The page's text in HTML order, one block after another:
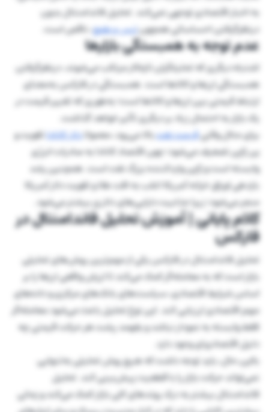
به اخبار اقتصادی توجهی نمی‌کند. تحلیل فاندامنتال بدون
درنظرگرفتن احساساتی همچونترس و طمع، ناقص است.
عدم توجه به همبستگی بازارها
اشتباه دیگری که تحلیلگران تازه‌کار مرتکب می‌شوند، درنظرگرفتن
همبستگی ارزها و کالاها است. همبستگی در فارکس به‌معنای
ارتباط قیمتی بین ارزها و کالاها است؛ به‌طوری که تغییر قیمت در
یک بازار به احتمال زیاد بر دیگری تأثیر خواهد گذاشت.
برای مثال وقتیقیمت نفتبالا می‌رود، معمولادلار کاناداتقویت و
ین ژاپن تضعیف می‌شود؛ چون اقتصاد کانادا به صادرات انرژی
وابسته است و ژاپن واردکننده بزرگ نفت است. همچنین رشد
بازدهی اوراق خزانه آمریکا اغلب به افت طلا و تقویت دلار آمریکا
منجر می‌شود؛ زیرا ‌جذابیت دارایی‌های دلاری بیشتر می‌شود.
کلام پایانی | آموزش تحلیل فاندامنتال در
فارکس
تحلیل فاندامنتال در فارکس یکی از مهم‌ترین روش‌های تحلیلی
بازار است که به معامله‌گر کمک می‌کند تا ارزش واقعی ارزها را بر
اساس شرایط اقتصادی، سیاست‌‌های بانک‌های مرکزی و داده‌های
مهم اقتصادی ارزیابی کند. این نوع تحلیل باعث می‌شود معامله‌گر
فقط وابسته به نمودار نباشد و بفهمد پشت هر حرکت قیمتی چه
دلیل اقتصادی‌ای وجود دارد.
بااین٬حال، باید توجه داشت که هیچ روش تحلیلی به‌تنهایی
نمی‌تواند حرکت بازار را با قطعیت پیش‌بینی کند. تحلیل
فاندامنتال بیشتر به درک روندهای کلی بازار کمک می‌کند و زمانی